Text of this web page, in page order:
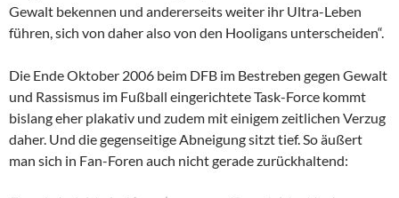
Gewalt bekennen und andererseits weiter ihr Ultra-Leben
führen, sich von daher also von den Hooligans unterscheiden“.
Die Ende Oktober 2006 beim DFB im Bestreben gegen Gewalt
und Rassismus im Fußball eingerichtete Task-Force kommt
bislang eher plakativ und zudem mit einigem zeitlichen Verzug
daher. Und die gegenseitige Abneigung sitzt tief. So äußert
man sich in Fan-Foren auch nicht gerade zurückhaltend: